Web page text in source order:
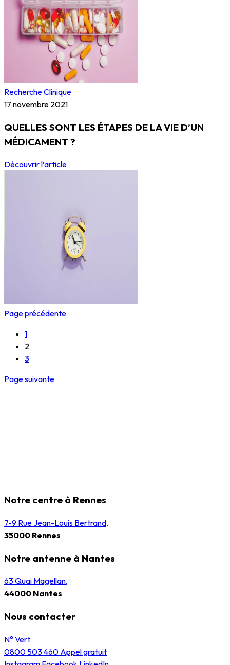
Recherche Clinique
17 novembre 2021
QUELLES SONT LES ÉTAPES DE LA VIE D’UN
MÉDICAMENT ?
Découvrir l’article
Page précédente
1
2
3
Page suivante
Notre centre à Rennes
7-9 Rue Jean-Louis Bertrand,
35000 Rennes
Notre antenne à Nantes
63 Quai Magellan,
44000 Nantes
Nous contacter
N° Vert
0800 503 460 Appel gratuit